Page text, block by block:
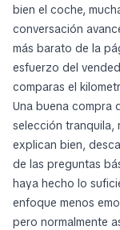
bien el coche,
conversación
más barato de la
esfuerzo del
comparas el
Una buena compra
selección tranquila,
explican bien,
de las preguntas
haya hecho lo
enfoque menos
pero normalmente